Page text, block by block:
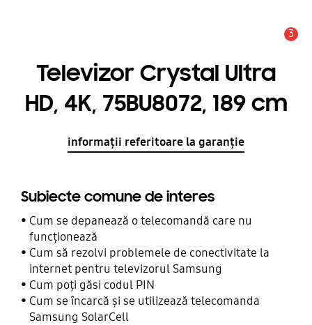
3
Televizor Crystal Ultra
HD, 4K, 75BU8072, 189 cm
informații referitoare la garanție
Subiecte comune de interes
Cum se depanează o telecomandă care nu
funcționează
Cum să rezolvi problemele de conectivitate la
internet pentru televizorul Samsung
Cum poți găsi codul PIN
Cum se încarcă și se utilizează telecomanda
Samsung SolarCell